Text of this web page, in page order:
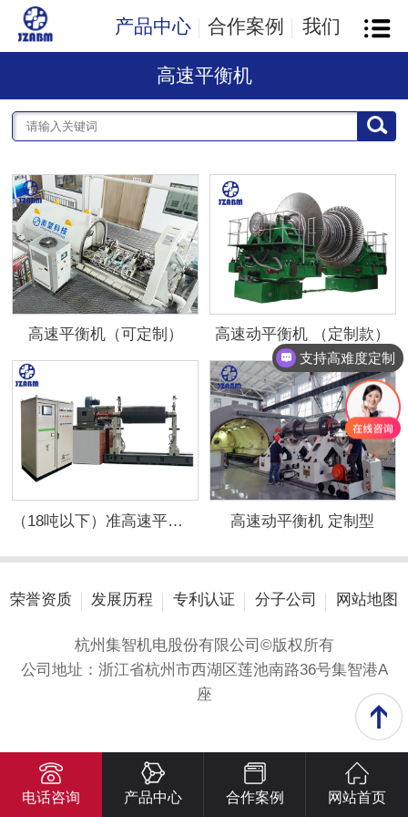
产品中心 合作案例 我们
高速平衡机
高速平衡机（可定制） 高速动平衡机 （定制款）
（18吨以下）准高速平衡机 高速动平衡机 定制型
荣誉资质 发展历程 专利认证 分子公司 网站地图
杭州集智机电股份有限公司©版权所有
公司地址：浙江省杭州市西湖区莲池南路36号集智港A
座
电话咨询 产品中心 合作案例 网站首页
支持高难度定制